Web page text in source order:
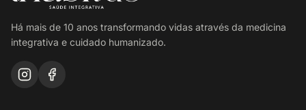
Há mais de 10 anos transformando vidas através da medicina
integrativa e cuidado humanizado.